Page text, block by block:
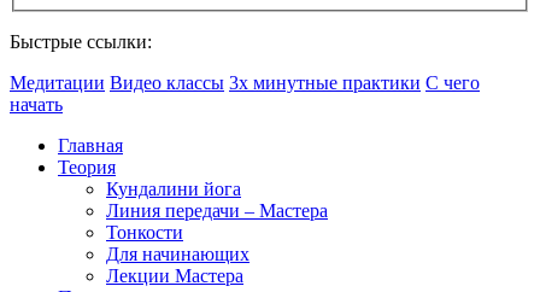
Быстрые ссылки:
Медитации Видео классы 3х минутные практики С чего
начать
Главная
Теория
Кундалини йога
Линия передачи – Мастера
Тонкости
Для начинающих
Лекции Мастера